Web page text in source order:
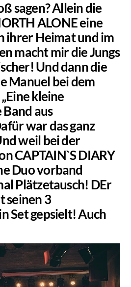
sagen? Allein die
ALONE eine
ihrer Heimat und im
macht mir die Jungs
Und dann die
Manuel bei dem
kleine
aus
war das ganz
weil bei der
CAPTAIN`S DIARY
Duo vorband
Plätzetausch! DEr
seinen 3
Set gepsielt! Auch